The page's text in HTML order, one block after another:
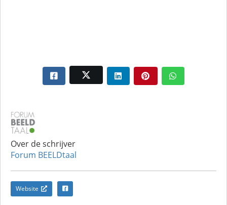
Over de schrijver
Forum BEELDtaal
Website